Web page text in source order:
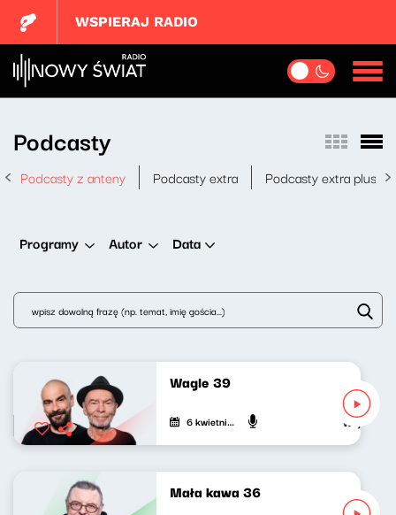
WSPIERAJ RADIO
Podcasty
Podcasty z anteny Podcasty extra Podcasty extra plus
Programy Autor Data
Wagle 39
6 kwietnia 2021 Wojciech
Mała kawa 36